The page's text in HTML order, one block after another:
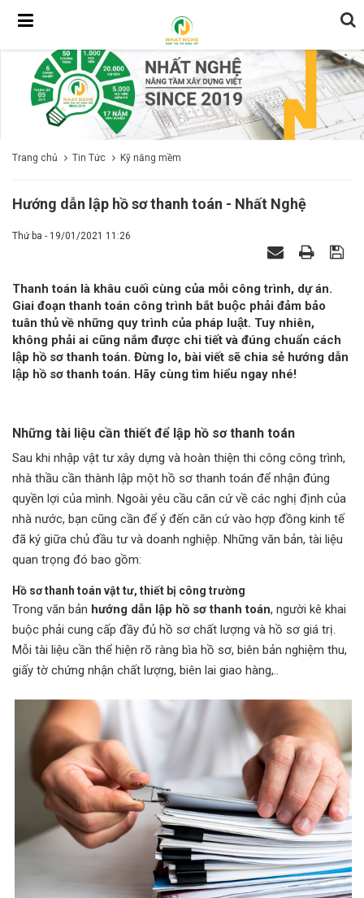
Trang chủ Tin Tức Kỹ năng mềm
Hướng dẫn lập hồ sơ thanh toán - Nhất Nghệ
Thứ ba - 19/01/2021 11:26
Thanh toán là khâu cuối cùng của mỗi công trình, dự án.
Giai đoạn thanh toán công trình bắt buộc phải đảm bảo
tuân thủ về những quy trình của pháp luật. Tuy nhiên,
không phải ai cũng nắm được chi tiết và đúng chuẩn cách
lập hồ sơ thanh toán. Đừng lo, bài viết sẽ chia sẻ hướng dẫn
lập hồ sơ thanh toán. Hãy cùng tìm hiểu ngay nhé!
Những tài liệu cần thiết để lập hồ sơ thanh toán
Sau khi nhập vật tư xây dựng và hoàn thiện thi công công trình,
nhà thầu cần thành lập một hồ sơ thanh toán để nhận đúng
quyền lợi của mình. Ngoài yêu cầu căn cứ về các nghị định của
nhà nước, bạn cũng cần để ý đến căn cứ vào hợp đồng kinh tế
đã ký giữa chủ đầu tư và doanh nghiệp. Những văn bản, tài liệu
quan trọng đó bao gồm:
Hồ sơ thanh toán vật tư, thiết bị công trường
Trong văn bản hướng dẫn lập hồ sơ thanh toán, người kê khai
buộc phải cung cấp đầy đủ hồ sơ chất lượng và hồ sơ giá trị.
Mỗi tài liệu cần thể hiện rõ ràng bìa hồ sơ, biên bản nghiệm thu,
giấy tờ chứng nhận chất lượng, biên lai giao hàng,..